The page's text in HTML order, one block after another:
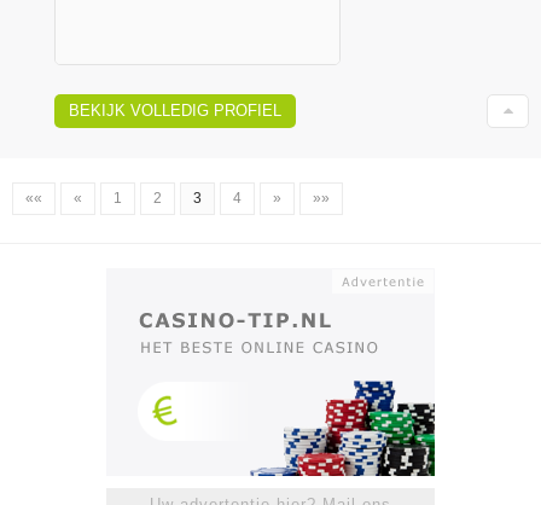
BEKIJK VOLLEDIG PROFIEL
«« « 1 2 3 4 » »»